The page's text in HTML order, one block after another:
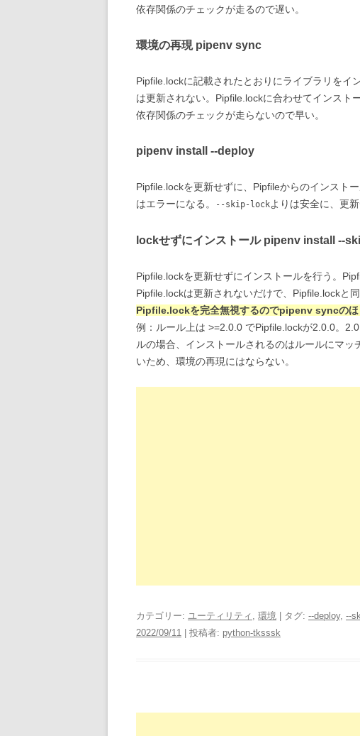
依存関係のチェックが走るので遅い。
環境の再現 pipenv sync
Pipfile.lockに記載されたとおりにライブラリをイ
は更新されない。Pipfile.lockに合わせてインスト
依存関係のチェックが走らないので早い。
pipenv install --deploy
Pipfile.lockを更新せずに、Pipfileからのインスト
はエラーになる。
--skip-lockよりは安全に、更
lockせずにインストール pipenv install --
Pipfile.lockを更新せずにインストールを行う。
Pipfile.lockは更新されないだけで、Pipfile.lockと
Pipfile.lockを完全無視するのでpipenv syncのほ
例：ルール上は >=2.0.0 でPipfile.lockが2.0.0。
ルの場合、インストールされるのはルールにマ
いため、環境の再現にはならない。
カテゴリー: ユーティリティ , 環境 | タグ: --deploy, --
2022/09/11
投稿者: python-tksssk